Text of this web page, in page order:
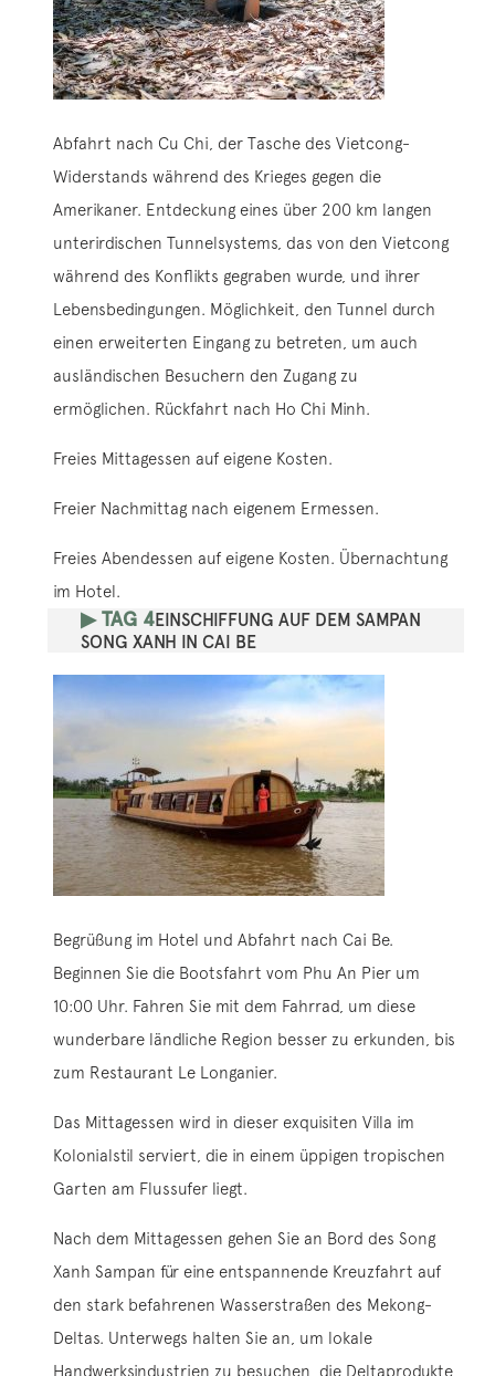
Abfahrt nach Cu Chi, der Tasche des Vietcong-
Widerstands während des Krieges gegen die
Amerikaner. Entdeckung eines über 200 km langen
unterirdischen Tunnelsystems, das von den Vietcong
während des Konflikts gegraben wurde, und ihrer
Lebensbedingungen. Möglichkeit, den Tunnel durch
einen erweiterten Eingang zu betreten, um auch
ausländischen Besuchern den Zugang zu
ermöglichen. Rückfahrt nach Ho Chi Minh.
Freies Mittagessen auf eigene Kosten.
Freier Nachmittag nach eigenem Ermessen.
Freies Abendessen auf eigene Kosten. Übernachtung
im Hotel.
▶ TAG 4EINSCHIFFUNG AUF DEM SAMPAN
SONG XANH IN CAI BE
Begrüßung im Hotel und Abfahrt nach Cai Be.
Beginnen Sie die Bootsfahrt vom Phu An Pier um
10:00 Uhr. Fahren Sie mit dem Fahrrad, um diese
wunderbare ländliche Region besser zu erkunden, bis
zum Restaurant Le Longanier.
Das Mittagessen wird in dieser exquisiten Villa im
Kolonialstil serviert, die in einem üppigen tropischen
Garten am Flussufer liegt.
Nach dem Mittagessen gehen Sie an Bord des Song
Xanh Sampan für eine entspannende Kreuzfahrt auf
den stark befahrenen Wasserstraßen des Mekong-
Deltas. Unterwegs halten Sie an, um lokale
Handwerksindustrien zu besuchen, die Deltaprodukte